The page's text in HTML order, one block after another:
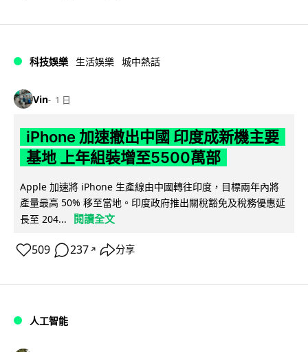
科技娛樂 生活娛樂 城中熱話
Vin 1 日
iPhone 加速撤出中國 印度成新機主要
基地 上年組裝增至5500萬部
Apple 加速將 iPhone 生產線由中國轉往印度，目標兩年內將
產量最高 50% 移至當地。印度政府推出關稅豁免及稅務優惠延
長至 204...
閱讀全文
509 237 ↗ 分享
人工智能